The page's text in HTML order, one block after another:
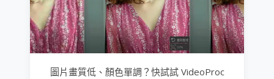
圖片畫質低、顏色單調？快試試 VideoProc